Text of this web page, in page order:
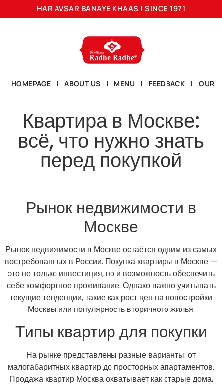
HAR AVSAR BANAYE KHAAS | SINCE 1971
HOMEPAGE ABOUT US MENU FEEDBACK OUR
Квартира в Москве:
всё, что нужно знать
перед покупкой
Рынок недвижимости в
Москве
Рынок недвижимости в Москве остаётся одним из самых
востребованных в России. Покупка квартиры в Москве —
это не только инвестиция, но и возможность обеспечить
себе комфортное проживание. Однако важно учитывать
текущие тенденции, такие как рост цен на новостройки
Москвы или популярность вторичного жилья.
Типы квартир для покупки
На рынке представлены разные варианты: от
малогабаритных квартир до просторных апартаментов.
Продажа квартир Москва охватывает как старые дома,